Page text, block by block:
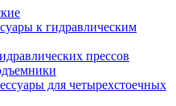
к гидравлическим
прессов
для четырехстоечных